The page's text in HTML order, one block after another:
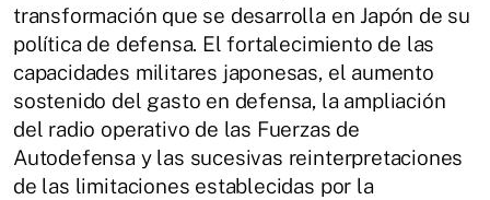
transformación que se desarrolla en Japón de su
política de defensa. El fortalecimiento de las
capacidades militares japonesas, el aumento
sostenido del gasto en defensa, la ampliación
del radio operativo de las Fuerzas de
Autodefensa y las sucesivas reinterpretaciones
de las limitaciones establecidas por la